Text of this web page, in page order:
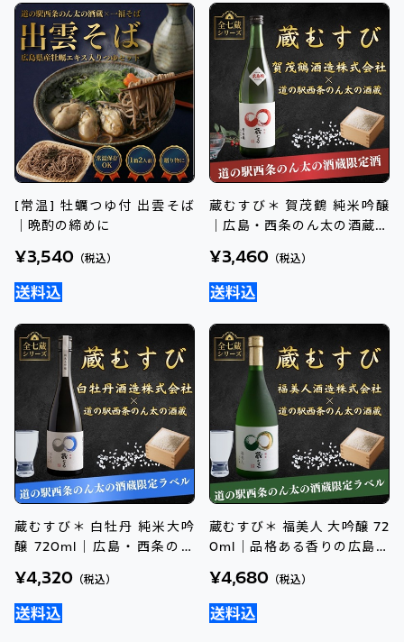
[常温] 牡蠣つゆ付 出雲そば
｜晩酌の締めに
¥3,540 （税込）
蔵むすび＊ 賀茂鶴 純米吟醸
｜広島・西条のん太の酒蔵オ
¥3,460 （税込）
蔵むすび＊ 白牡丹 純米大吟
醸 720ml｜広島・西条の限
¥4,320 （税込）
蔵むすび＊ 福美人 大吟醸 72
0ml｜品格ある香りの広島・
¥4,680 （税込）